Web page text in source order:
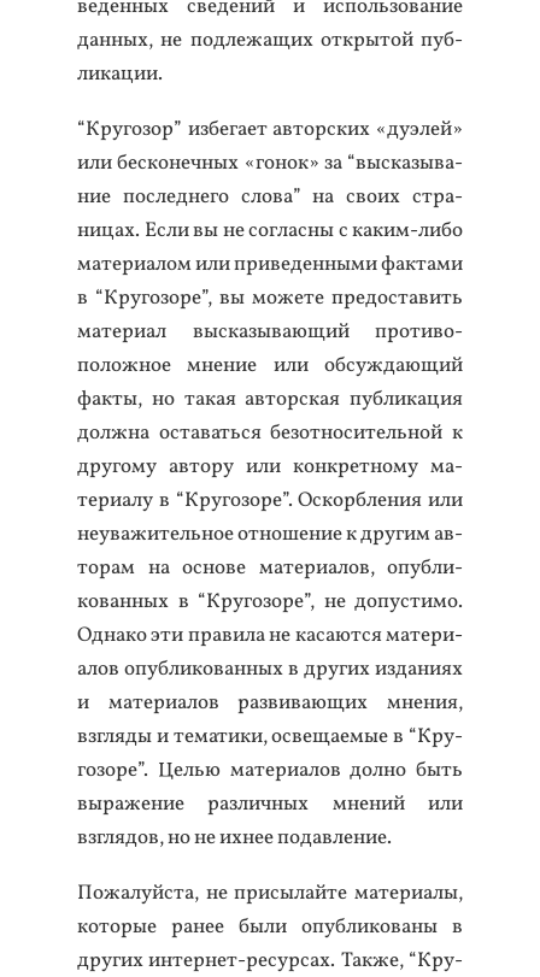
веден­ных све­дений и ис­поль­зо­вание
дан­ных, не под­ле­жащих от­кры­той пуб­
ли­кации.
“Кру­гозор” из­бе­га­ет ав­тор­ских «ду­элей»
или бес­ко­неч­ных «го­нок» за “выс­ка­зыва­
ние пос­ледне­го сло­ва” на сво­их стра­
ницах. Ес­ли вы не сог­ласны с ка­ким-ли­бо
ма­тери­алом или при­веден­ны­ми фак­та­ми
в “Кру­гозо­ре”, вы мо­жете пре­дос­та­вить
ма­тери­ал выс­ка­зыва­ющий про­тиво­
полож­ное мне­ние или об­сужда­ющий
фак­ты, но та­кая ав­тор­ская пуб­ли­кация
дол­жна ос­та­вать­ся бе­зот­но­ситель­ной к
дру­гому ав­то­ру или кон­крет­но­му ма­
тери­алу в “Кру­гозо­ре”. Ос­кор­бле­ния или
не­ува­житель­ное от­но­шение к дру­гим ав­
то­рам на ос­но­ве ма­тери­алов, опуб­ли­
кован­ных в “Кру­гозо­ре”, не до­пус­ти­мо.
Од­на­ко эти пра­вила не ка­са­ют­ся ма­тери­
алов опуб­ли­кован­ных в дру­гих из­да­ни­ях
и ма­тери­алов раз­ви­ва­ющих мне­ния,
взгля­ды и те­мати­ки, ос­ве­ща­емые в “Кру­
гозо­ре”. Целью ма­тери­алов дол­но быть
вы­раже­ние раз­личных мне­ний или
взгля­дов, но не их­нее по­дав­ле­ние.
По­жалуй­ста, не при­сылай­те ма­тери­алы,
ко­торые ра­нее бы­ли опуб­ли­кова­ны в
дру­гих ин­тернет-ре­сур­сах. Так­же, “Кру­